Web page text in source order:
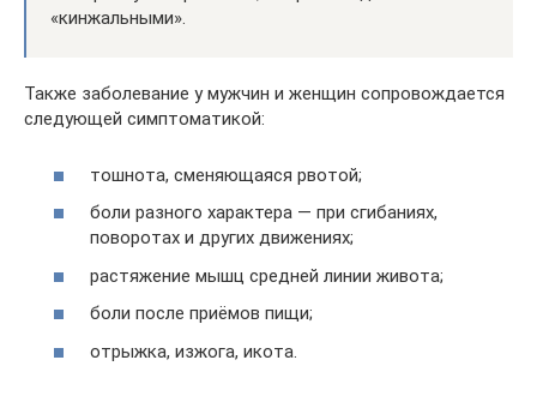
«кинжальными».
Также заболевание у мужчин и женщин сопровождается
следующей симптоматикой:
тошнота, сменяющаяся рвотой;
боли разного характера — при сгибаниях,
поворотах и других движениях;
растяжение мышц средней линии живота;
боли после приёмов пищи;
отрыжка, изжога, икота.